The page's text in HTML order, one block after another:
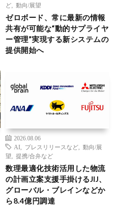
ど
動向/展望
ゼロボード、常に最新の情報
共有が可能な“動的サプライヤ
ー管理”実現する新システムの
提供開始へ
2026.08.06
AI
プレスリリースなど
動向/展
望
提携/合弁など
数理最適化技術活用した物流
の計画立案支援手掛けるJIJ、
グローバル・ブレインなどか
ら8.4億円調達